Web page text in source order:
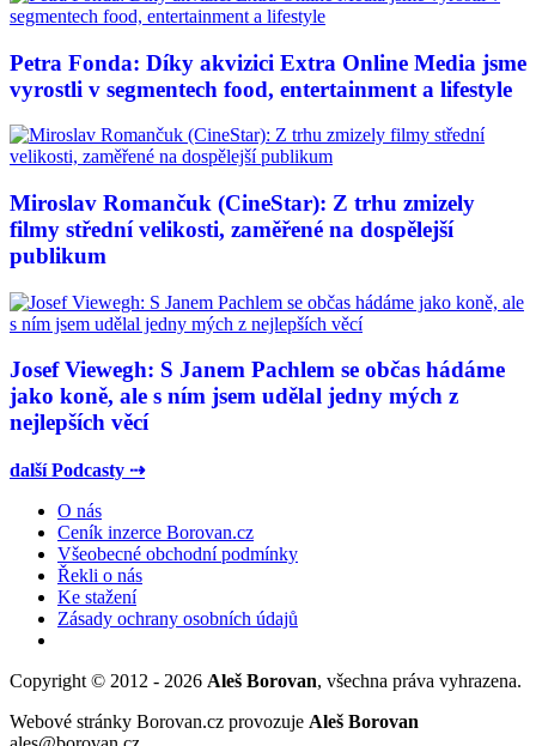
Petra Fonda: Díky akvizici Extra Online Media jsme
vyrostli v segmentech food, entertainment a lifestyle
Miroslav Romančuk (CineStar): Z trhu zmizely
filmy střední velikosti, zaměřené na dospělejší
publikum
Josef Viewegh: S Janem Pachlem se občas hádáme
jako koně, ale s ním jsem udělal jedny mých z
nejlepších věcí
další Podcasty ⇢
O nás
Ceník inzerce Borovan.cz
Všeobecné obchodní podmínky
Řekli o nás
Ke stažení
Zásady ochrany osobních údajů
Copyright © 2012 - 2026 Aleš Borovan, všechna práva vyhrazena.
Webové stránky Borovan.cz provozuje Aleš Borovan